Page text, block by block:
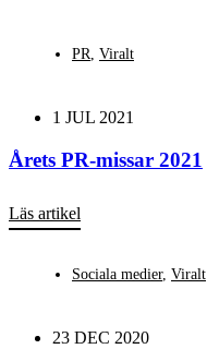
PR, Viralt
1 JUL 2021
Årets PR-missar 2021
Läs artikel
Sociala medier, Viralt
23 DEC 2020